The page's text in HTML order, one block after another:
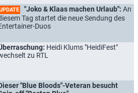
"Joko & Klaas machen Urlaub": An
Tag startet die neue Sendung des
Duos
Heidi Klums "HeidiFest"
zu RTL
"Blue Bloods"-Veteran besucht